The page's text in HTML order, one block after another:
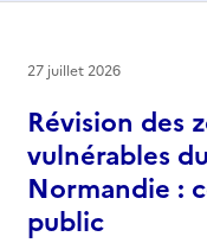
Révision des
vulnérables
Normandie :
public
27 juillet 2026